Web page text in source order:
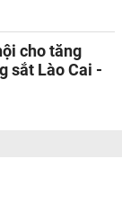
cho tăng
sắt Lào Cai -